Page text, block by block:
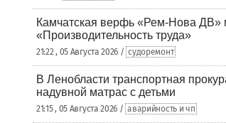
Камчатская верфь «Рем-Нова ДВ»
«Производительность труда»
21:22 , 05 Августа 2026 / судоремонт
В Ленобласти транспортная
надувной матрас с детьми
21:15 , 05 Августа 2026 / аварийность и чп